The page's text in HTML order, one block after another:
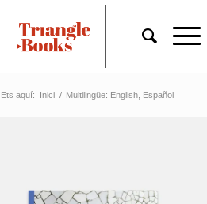
Ets aquí: Inici / Multilingüe: English, Español